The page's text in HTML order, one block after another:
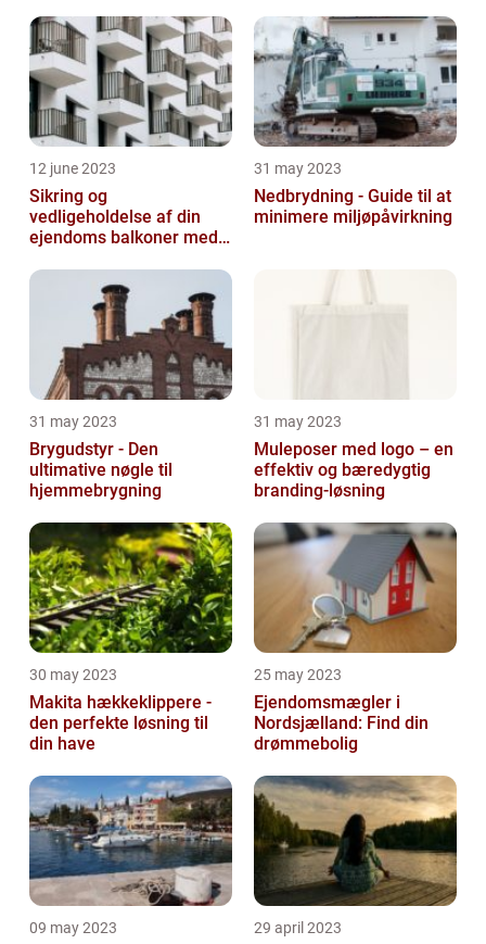
12 june 2023
Sikring og
vedligeholdelse af din
ejendoms balkoner med
31 may 2023
Nedbrydning - Guide til at
minimere miljøpåvirkning
31 may 2023
Brygudstyr - Den
ultimative nøgle til
hjemmebrygning
31 may 2023
Muleposer med logo – en
effektiv og bæredygtig
branding-løsning
30 may 2023
Makita hækkeklippere -
den perfekte løsning til
din have
25 may 2023
Ejendomsmægler i
Nordsjælland: Find din
drømmebolig
09 may 2023 29 april 2023